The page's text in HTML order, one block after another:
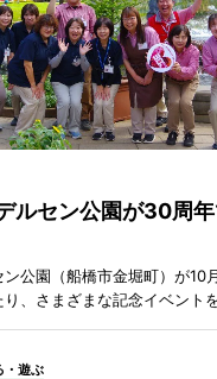
ルセン公園が30周
公園（船橋市金堀町）が10
、さまざまな記念イベントを
・遊ぶ